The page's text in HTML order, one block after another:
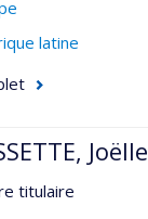
latine
Joëlle
titulaire